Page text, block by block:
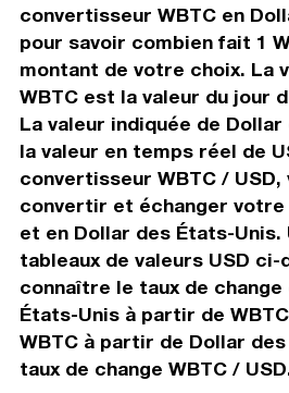
convertisseur WBTC en
pour savoir combien fait 1
montant de votre choix. La
WBTC est la valeur du jour
La valeur indiquée de
la valeur en temps réel de
convertisseur WBTC / USD,
convertir et échanger votre
et en Dollar des États-
tableaux de valeurs USD ci-
connaître le taux de change
États-Unis à partir de
WBTC à partir de Dollar
taux de change WBTC /